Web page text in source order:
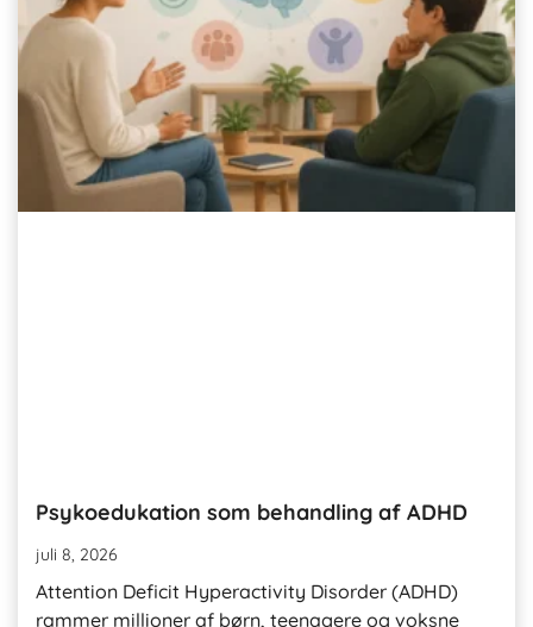
Psykoedukation som behandling af ADHD
juli 8, 2026
Attention Deficit Hyperactivity Disorder (ADHD)
rammer millioner af børn, teenagere og voksne